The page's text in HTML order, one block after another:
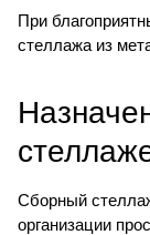
При
стеллажа из
Сборный
организации